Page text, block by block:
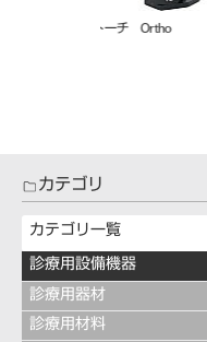
フェイスクリブ
カテゴリ
カテゴリ一覧
診療用設備機器
診療用器材
診療用材料